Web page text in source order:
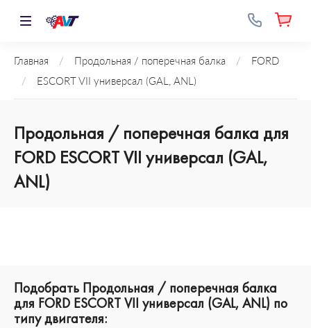
Главная / Продольная / поперечная балка /
FORD
/
ESCORT VII универсал (GAL, ANL)
Продольная / поперечная балка для
FORD ESCORT VII универсал (GAL,
ANL)
Подобрать Продольная / поперечная балка
для FORD ESCORT VII универсал (GAL, ANL) по
типу двигателя: